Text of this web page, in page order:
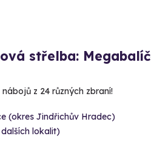
střelba:
z 24 různých zbraní!
(okres Jindřichův Hradec)
lokalit)